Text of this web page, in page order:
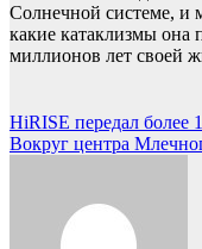
Солнечной системе, и
какие катаклизмы она
миллионов лет своей
Навигация
по
HiRISE передал более
Вокруг центра